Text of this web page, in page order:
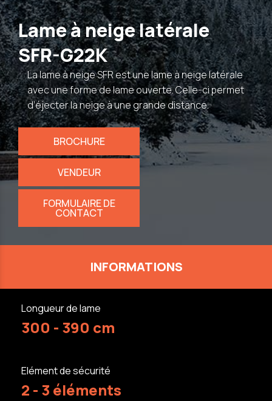
Lame à neige latérale
SFR-G22K
La lame à neige SFR est une lame à neige latérale
avec une forme de lame ouverte. Celle-ci permet
d’éjecter la neige à une grande distance.
BROCHURE
VENDEUR
FORMULAIRE DE
CONTACT
INFORMATIONS
Longueur de lame
300 - 390 cm
Elément de sécurité
2 - 3 éléments